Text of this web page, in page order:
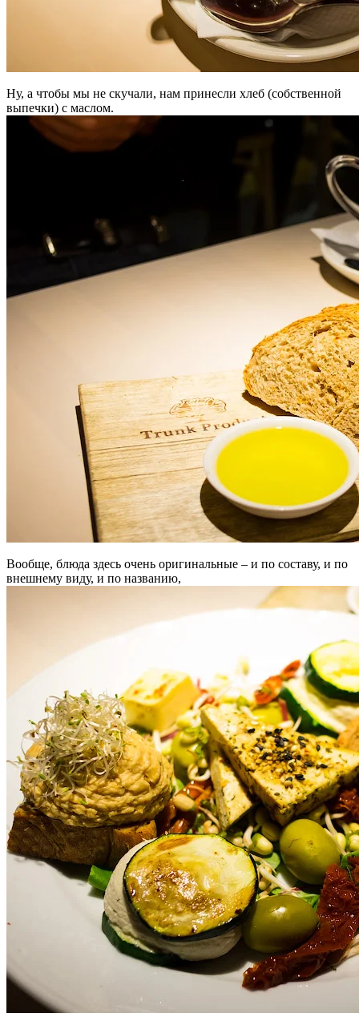
Ну, а чтобы мы не скучали, нам принесли хлеб (собственной
выпечки) с маслом.
Вообще, блюда здесь очень оригинальные – и по составу, и по
внешнему виду, и по названию,